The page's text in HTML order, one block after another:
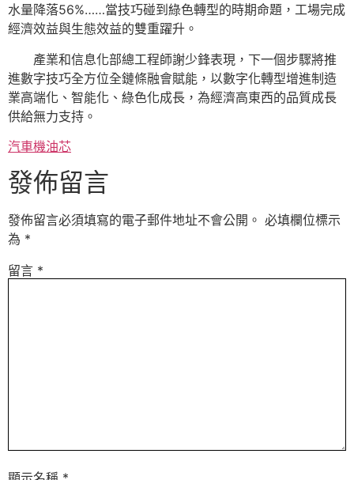
水量降落56%……當技巧碰到綠色轉型的時期命題，工場完成
經濟效益與生態效益的雙重躍升。
產業和信息化部總工程師謝少鋒表現，下一個步驟將推
進數字技巧全方位全鏈條融會賦能，以數字化轉型增進制造
業高端化、智能化、綠色化成長，為經濟高東西的品質成長
供給無力支持。
汽車機油芯
發佈留言
發佈留言必須填寫的電子郵件地址不會公開。 必填欄位標示
為 *
留言 *